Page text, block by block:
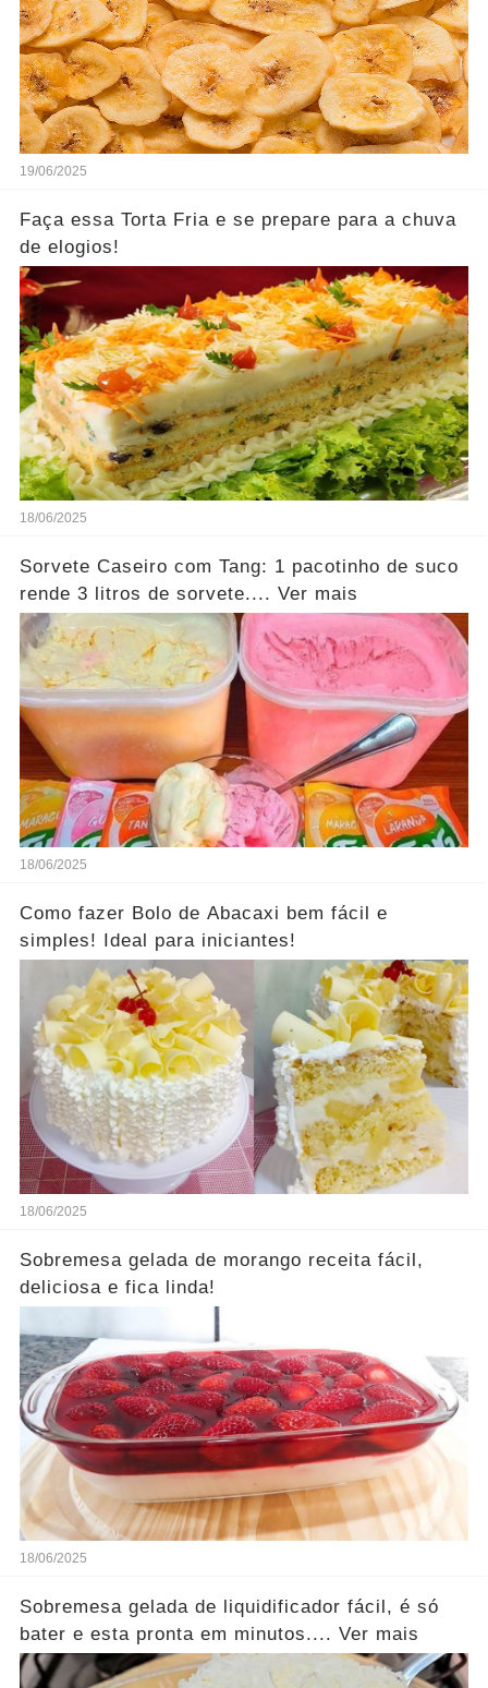
19/06/2025
Faça essa Torta Fria e se prepare para a chuva
de elogios!
18/06/2025
Sorvete Caseiro com Tang: 1 pacotinho de suco
rende 3 litros de sorvete.... Ver mais
18/06/2025
Como fazer Bolo de Abacaxi bem fácil e
simples! Ideal para iniciantes!
18/06/2025
Sobremesa gelada de morango receita fácil,
deliciosa e fica linda!
18/06/2025
Sobremesa gelada de liquidificador fácil, é só
bater e esta pronta em minutos.... Ver mais